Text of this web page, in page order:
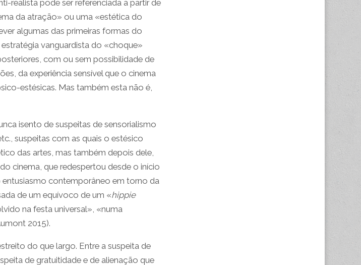
realista pode ser referenciada a partir de
da atração» ou uma «estética do
algumas das primeiras formas do
vanguardista do «choque»
com ou sem possibilidade de
da experiência sensível que o cinema
estésicas. Mas também esta não é,
isento de suspeitas de sensorialismo
suspeitas com as quais o estésico
das artes, mas também depois dele,
cinema, que redespertou desde o início
contemporâneo em torno da
de um equívoco de um «hippie
na festa universal», «numa
2015).
do que largo. Entre a suspeita de
de gratuitidade e de alienação que